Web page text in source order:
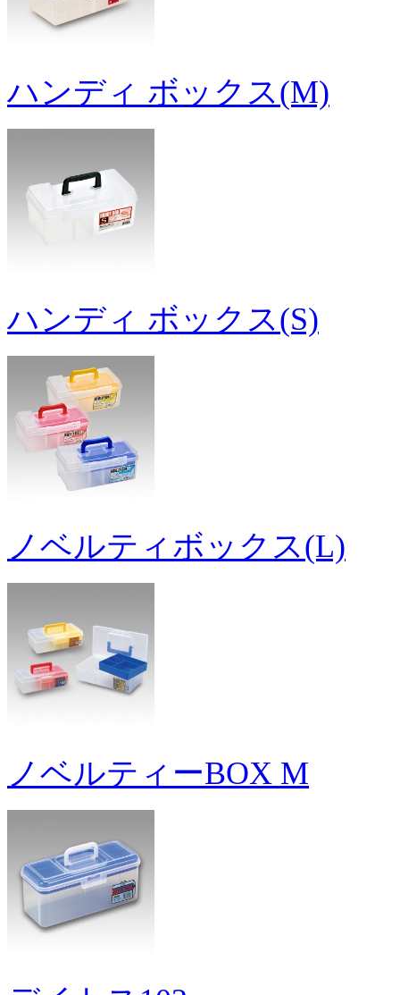
ハンディ ボックス(M)
ハンディ ボックス(S)
ノベルティボックス(L)
ノベルティーBOX M